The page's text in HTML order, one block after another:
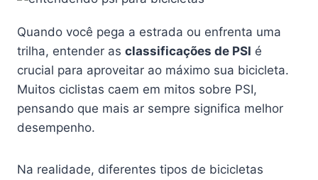
Quando você pega a estrada ou enfrenta uma
trilha, entender as classificações de PSI é
crucial para aproveitar ao máximo sua bicicleta.
Muitos ciclistas caem em mitos sobre PSI,
pensando que mais ar sempre significa melhor
desempenho.
Na realidade, diferentes tipos de bicicletas